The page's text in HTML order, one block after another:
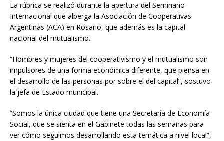
La rúbrica se realizó durante la apertura del Seminario
Internacional que alberga la Asociación de Cooperativas
Argentinas (ACA) en Rosario, que además es la capital
nacional del mutualismo.
“Hombres y mujeres del cooperativismo y el mutualismo son
impulsores de una forma económica diferente, que piensa en
el desarrollo de las personas por sobre el del capital”, sostuvo
la jefa de Estado municipal.
“Somos la única ciudad que tiene una Secretaría de Economía
Social, que se sienta en el Gabinete todas las semanas para
ver cómo seguimos desarrollando esta temática a nivel local”,